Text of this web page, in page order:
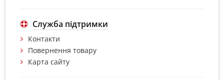
Служба підтримки
Контакти
Повернення товару
Карта сайту